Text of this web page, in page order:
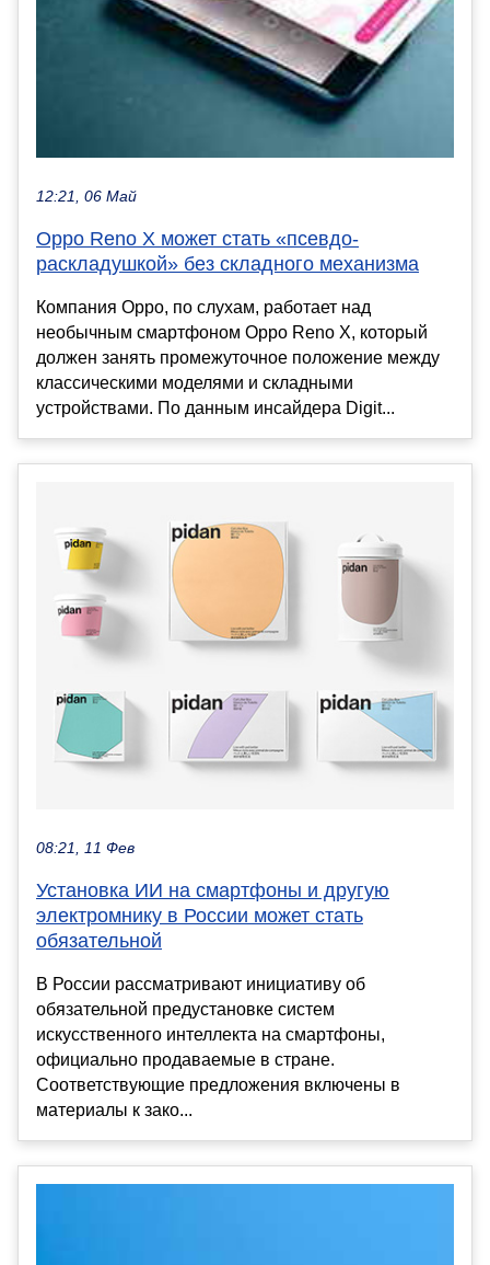
12:21, 06 Май
Oppo Reno X может стать «псевдо-
раскладушкой» без складного механизма
Компания Oppo, по слухам, работает над
необычным смартфоном Oppo Reno X, который
должен занять промежуточное положение между
классическими моделями и складными
устройствами. По данным инсайдера Digit...
08:21, 11 Фев
Установка ИИ на смартфоны и другую
электромнику в России может стать
обязательной
В России рассматривают инициативу об
обязательной предустановке систем
искусственного интеллекта на смартфоны,
официально продаваемые в стране.
Соответствующие предложения включены в
материалы к зако...